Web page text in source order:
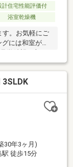
計住宅性能評価付
浴室乾燥機
す。お気軽にご
には和室が隣
資料請求』をク
。（スマートフ
ンライン相談
15分で完結！
についても全て
やメール、
3SLDK
30年3ヶ月)
駅 徒歩15分